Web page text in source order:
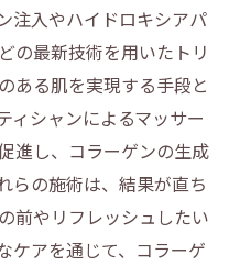
注入やハイドロキシアパ
の最新技術を用いたトリ
ある肌を実現する手段と
ィシャンによるマッサー
進し、コラーゲンの生成
らの施術は、結果が直ち
前やリフレッシュしたい
ケアを通じて、コラーゲ